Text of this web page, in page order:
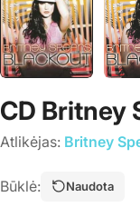
CD Britney
Atlikėjas: Britney
Būklė: Naudota